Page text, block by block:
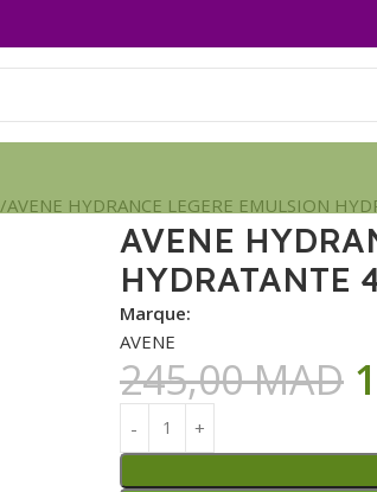
AVENE HYDRANCE LEGERE EMULSION
AVENE
HYDRATANTE
Marque:
AVENE
245,00MAD